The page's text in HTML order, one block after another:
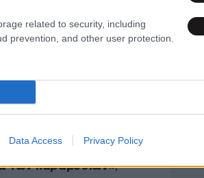
related to security, including
prevention, and other user protection.
Data Access Privacy Policy
για εκείνον τον
των παραμυθιών»,